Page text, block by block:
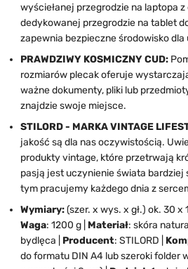
wyściełanej przegrodzie na laptopa z
dedykowanej przegrodzie na tablet
zapewnia bezpieczne środowisko
PRAWDZIWY KOSMICZNY CUD:
rozmiarów plecak oferuje
ważne dokumenty, pliki lub
znajdzie swoje miejsce.
STILORD - MARKA VINTAGE
jakość są dla nas oczywistością.
produkty vintage, które przetrwają
pasją jest uczynienie świata bardziej
tym pracujemy każdego dnia z
Wymiary:(szer. x wys. x gł.) ok. 30 x
Waga: 1200 g | Materiał: skóra
bydlęca | Producent: STILORD |
do formatu DIN A4 lub szeroki folder